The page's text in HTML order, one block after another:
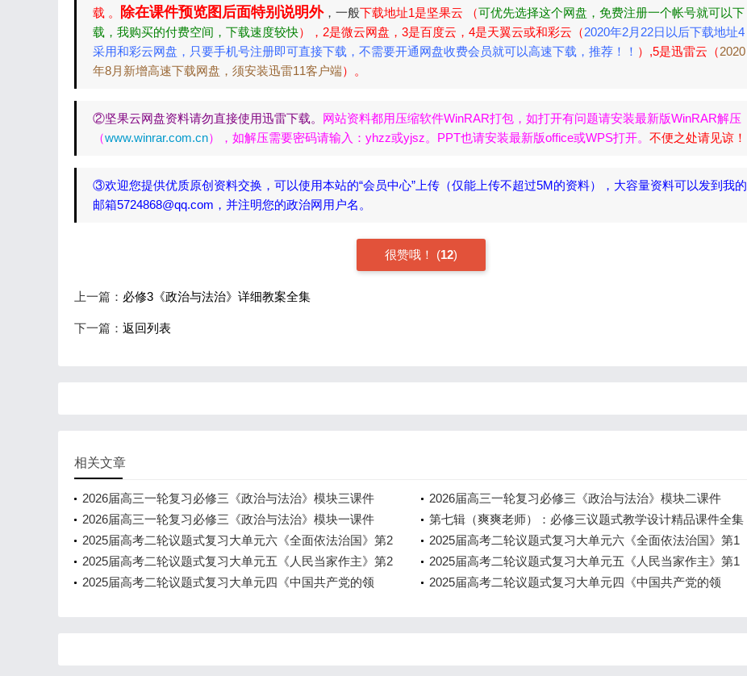
载 。
除在课件预览图后面特别说明外，一般下载地址1是坚果云 （可优先选择这个网盘，免费注册一个帐号就可以下
载，我购买的付费空间，下载速度较快），2是微云网盘，3是百度云，4是天翼云或和彩云（2020年2月22日以后下载地址4
采用和彩云网盘，只要手机号注册即可直接下载，不需要开通网盘收费会员就可以高速下载，推荐！！ ）,5是迅雷云（2020
年8月新增高速下载网盘，须安装迅雷11客户端）。
②坚果云网盘资料请勿直接使用迅雷下载。 网站资料都用压缩软件WinRAR打包，如打开有问题请安装最新版WinRAR解压
（www.winrar.com.cn），如解压需要密码请输入：yhzz或yjsz。PPT也请安装最新版office或WPS打开。 不便之处请见谅！
③欢迎您提供优质原创资料交换，可以使用本站的“会员中心”上传（仅能上传不超过5M的资料），大容量资料可以发到我的
邮箱5724868@qq.com，并注明您的政治网用户名。
很赞哦！ (12)
上一篇： 必修3《政治与法治》详细教案全集
下一篇： 返回列表
相关文章
2026届高三一轮复习必修三《政治与法治》模块三课件
（共92页）
2026届高三一轮复习必修三《政治与法治》模块二课件
（共104页）
2026届高三一轮复习必修三《政治与法治》模块一课件
（共33页）
第七辑（爽爽老师）：必修三议题式教学设计精品课件全集
2025届高考二轮议题式复习大单元六《全面依法治国》第2
课时《法治政府与严格执法、法治社会与全民守法》（精
2025届高考二轮议题式复习大单元六《全面依法治国》第1
课时《法治国家与科学立法、公正司法》（精品课件共55
2025届高考二轮议题式复习大单元五《人民当家作主》第2
课时《我国的基本政治制度》（精品课件共45页含教学设
2025届高考二轮议题式复习大单元五《人民当家作主》第1
课时《我国的国体和政体》（精品课件共50页含教学设计2
2025届高考二轮议题式复习大单元四《中国共产党的领
2025届高考二轮议题式复习大单元四《中国共产党的领